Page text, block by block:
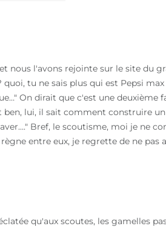
nous l'avons rejointe sur le site du
tu ne sais plus qui est Pepsi
On dirait que c'est une
lui, il sait comment construire
Bref, le scoutisme, moi je ne
entre eux, je regrette de ne pas
qu'aux scoutes, les gamelles